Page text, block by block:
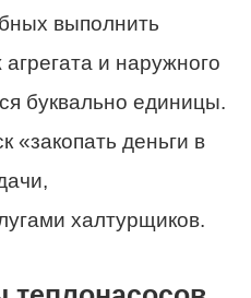
выполнить
и наружного
буквально единицы.
«закопать деньги в
халтурщиков.